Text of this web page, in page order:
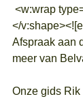
<w:wrap
</
Afspraak aan
meer van
Onze gids